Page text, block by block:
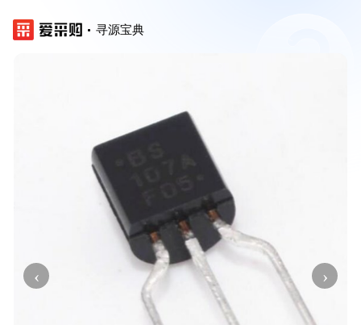
寻源宝典
‹ ›